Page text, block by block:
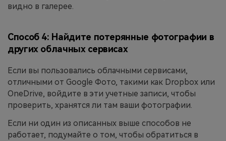
видно в галерее.
Способ 4: Найдите потерянные фотографии в
других облачных сервисах
Если вы пользовались облачными сервисами,
отличными от Google Фото, такими как Dropbox или
OneDrive, войдите в эти учетные записи, чтобы
проверить, хранятся ли там ваши фотографии.
Если ни один из описанных выше способов не
работает, подумайте о том, чтобы обратиться в